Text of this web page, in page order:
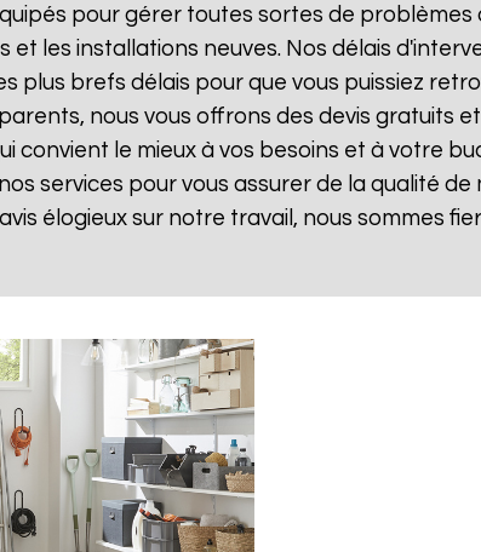
pour gérer toutes sortes de
les installations neuves. Nos délais
plus brefs délais pour que vous puissiez
nous vous offrons des devis gratuits
convient le mieux à vos besoins et à votre
services pour vous assurer de la qualité
avis élogieux sur notre travail, nous sommes